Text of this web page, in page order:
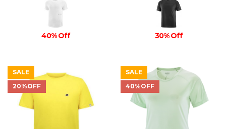
40% Off 30% Off
SALE
20%OFF
SALE
40%OFF